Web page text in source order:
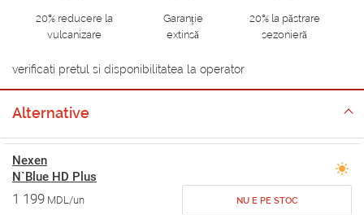
20% reducere la
vulcanizare
Garanție
extinsă
20% la păstrare
sezonieră
verificati pretul si disponibilitatea la operator
Alternative
Nexen
N`Blue HD Plus
1 199 MDL/un NU E PE STOC